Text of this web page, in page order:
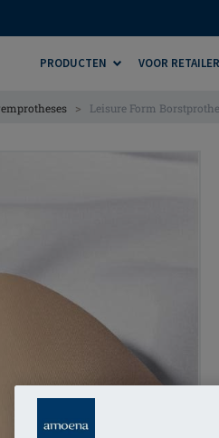
PRODUCTEN VOOR
> Leisure Form